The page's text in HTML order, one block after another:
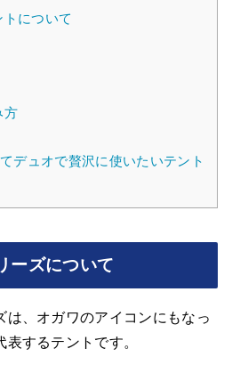
について
方
デュオで贅沢に使いたいテント
ーズについて
は、オガワのアイコンにもなっ
するテントです。